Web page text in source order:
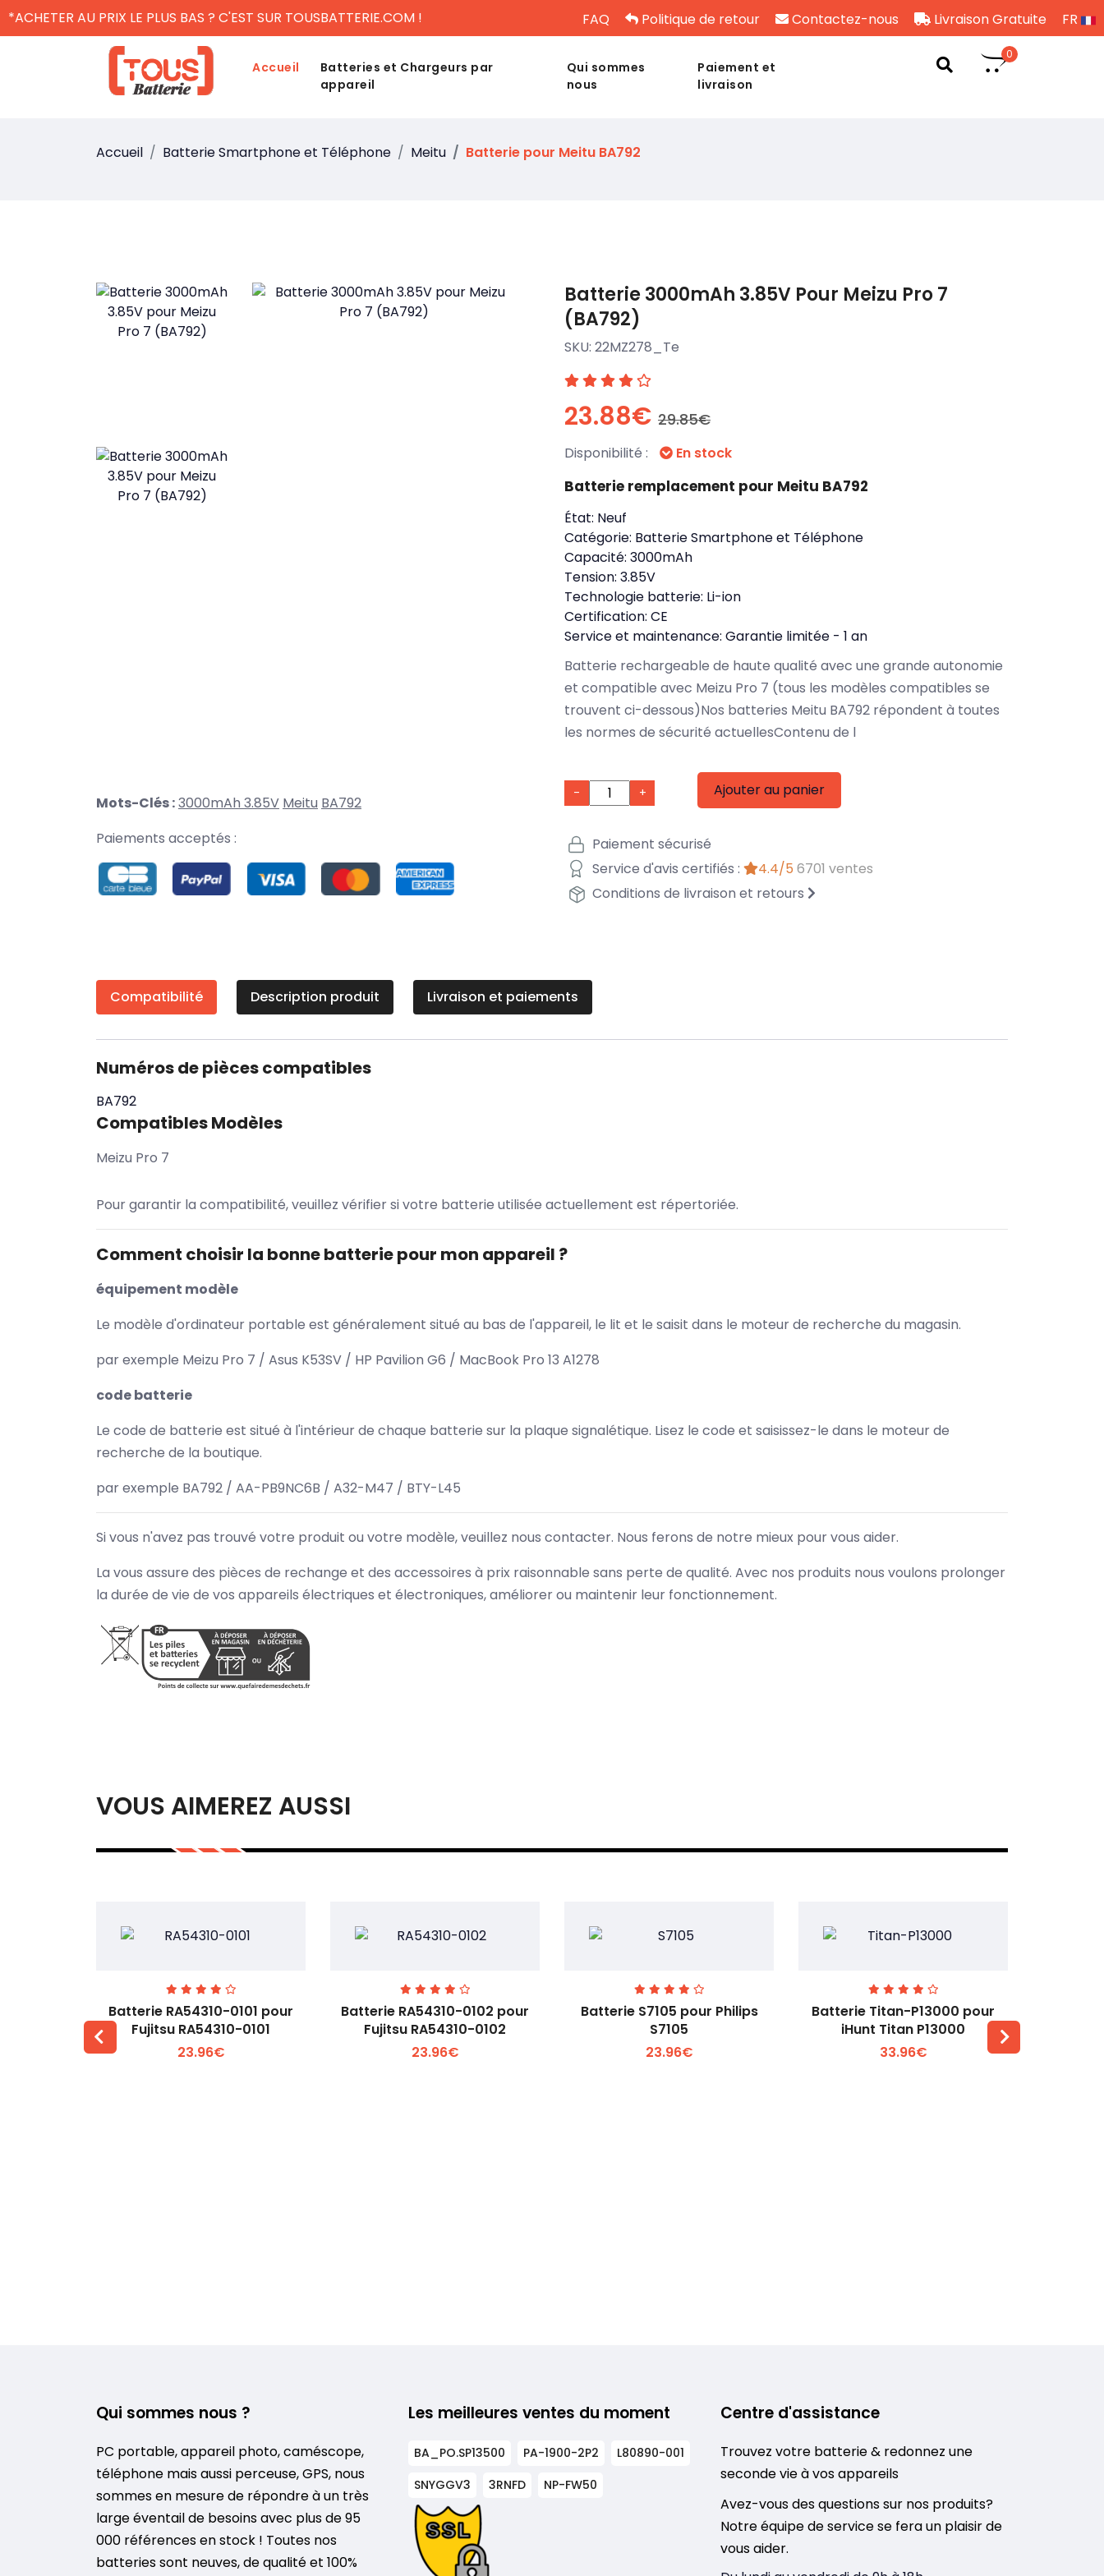
*ACHETER AU PRIX LE PLUS BAS ? C'EST SUR TOUSBATTERIE.COM ! FAQ Politique de retour Contactez-nous Livraison Gratuite FR
Accueil
Batteries et Chargeurs par
appareil
Qui sommes
nous
Paiement et
livraison
0
Accueil Batterie Smartphone et Téléphone Meitu Batterie pour Meitu BA792
Mots-Clés :3000mAh 3.85V Meitu BA792
Paiements acceptés :
Batterie 3000mAh 3.85V Pour Meizu Pro 7
(BA792)
SKU: 22MZ278_Te
23.88€ 29.85€
Disponibilité : En stock
Batterie remplacement pour Meitu BA792
État: Neuf
Catégorie: Batterie Smartphone et Téléphone
Capacité: 3000mAh
Tension: 3.85V
Technologie batterie: Li-ion
Certification: CE
Service et maintenance: Garantie limitée - 1 an
Batterie rechargeable de haute qualité avec une grande autonomie
et compatible avec Meizu Pro 7 (tous les modèles compatibles se
trouvent ci-dessous)Nos batteries Meitu BA792 répondent à toutes
les normes de sécurité actuellesContenu de l
- + Ajouter au panier
Paiement sécurisé
Service d'avis certifiés :
4.4/5 6701 ventes
Conditions de livraison et retours
Compatibilité Description produit Livraison et paiements
Numéros de pièces compatibles
BA792
Compatibles Modèles
Meizu Pro 7
Pour garantir la compatibilité, veuillez vérifier si votre batterie utilisée actuellement est répertoriée.
Comment choisir la bonne batterie pour mon appareil ?
équipement modèle
Le modèle d'ordinateur portable est généralement situé au bas de l'appareil, le lit et le saisit dans le moteur de recherche du magasin.
par exemple Meizu Pro 7 / Asus K53SV / HP Pavilion G6 / MacBook Pro 13 A1278
code batterie
Le code de batterie est situé à l'intérieur de chaque batterie sur la plaque signalétique. Lisez le code et saisissez-le dans le moteur de
recherche de la boutique.
par exemple BA792 / AA-PB9NC6B / A32-M47 / BTY-L45
Si vous n'avez pas trouvé votre produit ou votre modèle, veuillez nous contacter. Nous ferons de notre mieux pour vous aider.
La vous assure des pièces de rechange et des accessoires à prix raisonnable sans perte de qualité. Avec nos produits nous voulons prolonger
la durée de vie de vos appareils électriques et électroniques, améliorer ou maintenir leur fonctionnement.
VOUS AIMEREZ AUSSI
Voir plus +
Batterie RA54310-0101 pour
Fujitsu RA54310-0101
23.96€
Voir plus +
Batterie RA54310-0102 pour
Fujitsu RA54310-0102
23.96€
Voir plus +
Batterie S7105 pour Philips
S7105
23.96€
Voir plus +
Batterie Titan-P13000 pour
iHunt Titan P13000
33.96€
Qui sommes nous ?
PC portable, appareil photo, caméscope,
téléphone mais aussi perceuse, GPS, nous
sommes en mesure de répondre à un très
large éventail de besoins avec plus de 95
000 références en stock ! Toutes nos
batteries sont neuves, de qualité et 100%
Les meilleures ventes du moment
BA_PO.SP13500 PA-1900-2P2
L80890-001
SNYGGV3
3RNFD NP-FW50
Centre d'assistance
Trouvez votre batterie & redonnez une
seconde vie à vos appareils
Avez-vous des questions sur nos produits?
Notre équipe de service se fera un plaisir de
vous aider.